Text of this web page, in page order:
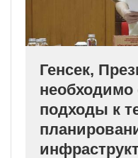
Генсек,
необходимо
подходы к